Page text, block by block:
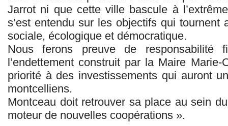
Jarrot ni que cette ville bascule à
s’est entendu sur les objectifs qui tournent
sociale, écologique et démocratique.
Nous ferons preuve de responsabilité
l’endettement construit par la Maire
priorité à des investissements qui auront
montcelliens.
Montceau doit retrouver sa place au sein
moteur de nouvelles coopérations ».